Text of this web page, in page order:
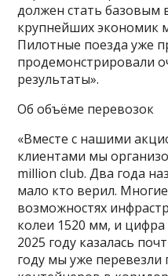
должен стать базовым
крупнейших экономик
Пилотные поезда уже
продемонстрировали
результаты».
Об объёме перевозок
«Вместе с нашими
клиентами мы
million club. Два года
мало кто верил.
возможностях
колеи 1520 мм, и
2025 году казалась
году мы уже перевезли